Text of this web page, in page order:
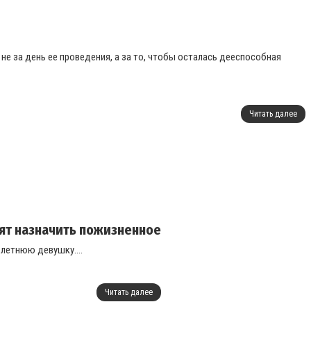
за день ее проведения, а за то, чтобы осталась дееспособная
Читать далее
назначить пожизненное
девушку....
Читать далее